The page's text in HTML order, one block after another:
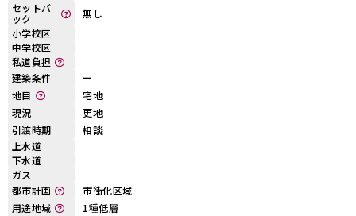
セットバ
ック
無し
小学校区
中学校区
私道負担
建築条件
ー
地目
宅地
現況
更地
引渡時期
相談
上水道
下水道
ガス
都市計画
市街化区域
用途地域
1種低層